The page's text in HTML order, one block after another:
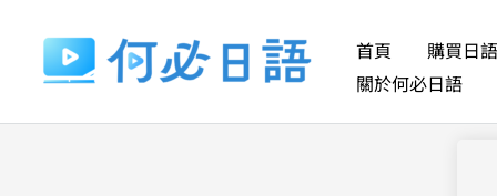
要
首頁 購買日
關於何必日語